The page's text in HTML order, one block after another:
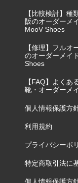
【比較検討】
阪のオーダーメ
MooV Shoes
【修理】フルオ
のオーダーメイ
Shoes
【FAQ】よく
靴・オーダーメ
個人情報保護方
利用規約
プライバシーポ
特定商取引法に